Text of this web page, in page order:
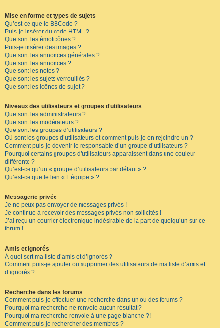
Mise en forme et types de sujets
Qu’est-ce que le BBCode ?
Puis-je insérer du code HTML ?
Que sont les émoticônes ?
Puis-je insérer des images ?
Que sont les annonces générales ?
Que sont les annonces ?
Que sont les notes ?
Que sont les sujets verrouillés ?
Que sont les icônes de sujet ?
Niveaux des utilisateurs et groupes d’utilisateurs
Que sont les administrateurs ?
Que sont les modérateurs ?
Que sont les groupes d’utilisateurs ?
Où sont les groupes d’utilisateurs et comment puis-je en rejoindre un ?
Comment puis-je devenir le responsable d’un groupe d’utilisateurs ?
Pourquoi certains groupes d’utilisateurs apparaissent dans une couleur
différente ?
Qu’est-ce qu’un « groupe d’utilisateurs par défaut » ?
Qu’est-ce que le lien « L’équipe » ?
Messagerie privée
Je ne peux pas envoyer de messages privés !
Je continue à recevoir des messages privés non sollicités !
J’ai reçu un courrier électronique indésirable de la part de quelqu’un sur ce
forum !
Amis et ignorés
À quoi sert ma liste d’amis et d’ignorés ?
Comment puis-je ajouter ou supprimer des utilisateurs de ma liste d’amis et
d’ignorés ?
Recherche dans les forums
Comment puis-je effectuer une recherche dans un ou des forums ?
Pourquoi ma recherche ne renvoie aucun résultat ?
Pourquoi ma recherche renvoie à une page blanche ?!
Comment puis-je rechercher des membres ?